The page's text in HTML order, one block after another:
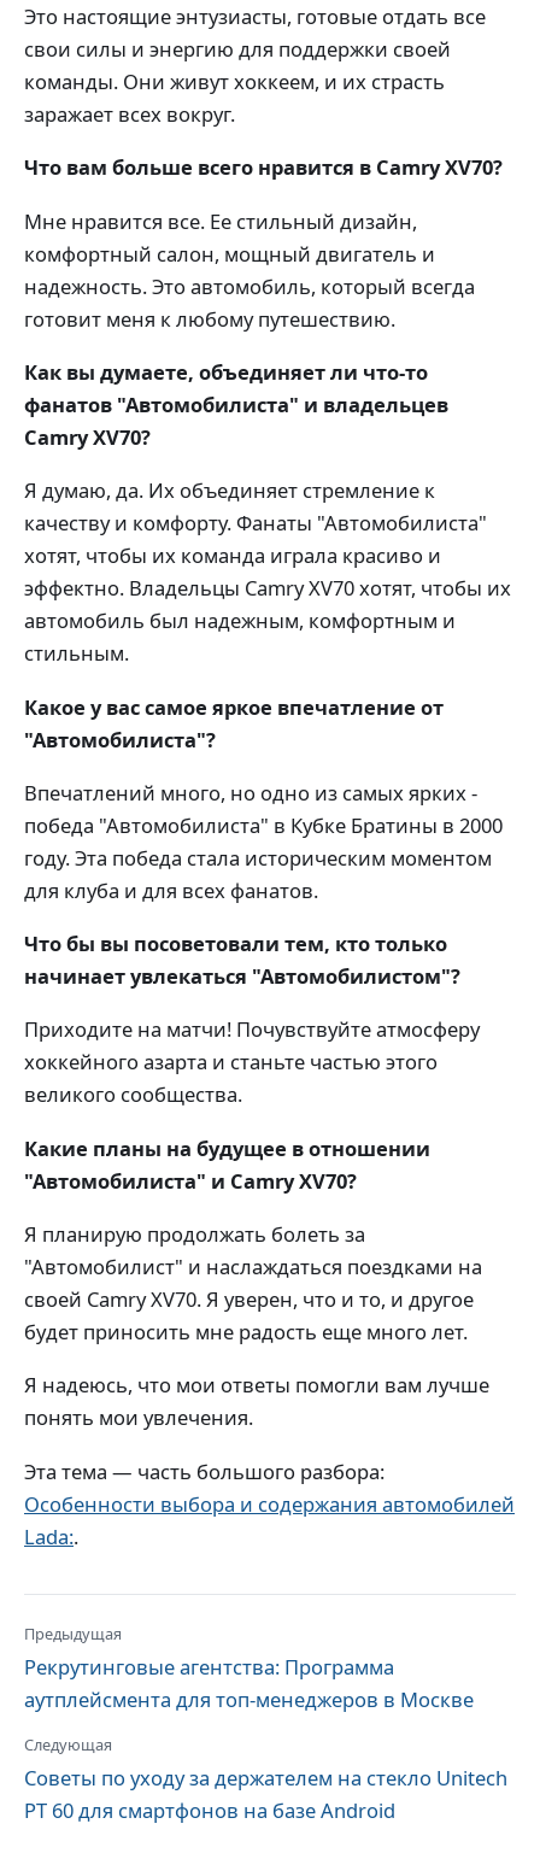
Это настоящие энтузиасты, готовые отдать все
свои силы и энергию для поддержки своей
команды. Они живут хоккеем, и их страсть
заражает всех вокруг.
Что вам больше всего нравится в Camry XV70?
Мне нравится все. Ее стильный дизайн,
комфортный салон, мощный двигатель и
надежность. Это автомобиль, который всегда
готовит меня к любому путешествию.
Как вы думаете, объединяет ли что-то
фанатов "Автомобилиста" и владельцев
Camry XV70?
Я думаю, да. Их объединяет стремление к
качеству и комфорту. Фанаты "Автомобилиста"
хотят, чтобы их команда играла красиво и
эффектно. Владельцы Camry XV70 хотят, чтобы их
автомобиль был надежным, комфортным и
стильным.
Какое у вас самое яркое впечатление от
"Автомобилиста"?
Впечатлений много, но одно из самых ярких -
победа "Автомобилиста" в Кубке Братины в 2000
году. Эта победа стала историческим моментом
для клуба и для всех фанатов.
Что бы вы посоветовали тем, кто только
начинает увлекаться "Автомобилистом"?
Приходите на матчи! Почувствуйте атмосферу
хоккейного азарта и станьте частью этого
великого сообщества.
Какие планы на будущее в отношении
"Автомобилиста" и Camry XV70?
Я планирую продолжать болеть за
"Автомобилист" и наслаждаться поездками на
своей Camry XV70. Я уверен, что и то, и другое
будет приносить мне радость еще много лет.
Я надеюсь, что мои ответы помогли вам лучше
понять мои увлечения.
Эта тема — часть большого разбора:
Особенности выбора и содержания автомобилей
Lada:.
Предыдущая
Рекрутинговые агентства: Программа
аутплейсмента для топ-менеджеров в Москве
Следующая
Советы по уходу за держателем на стекло Unitech
PT 60 для смартфонов на базе Android